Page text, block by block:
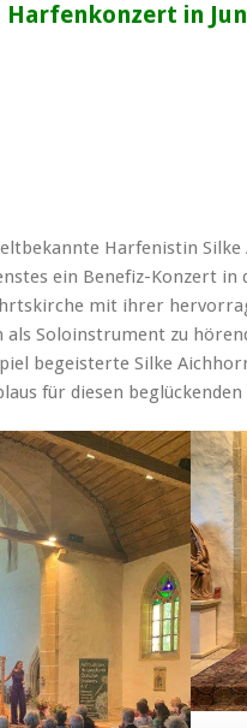
Harfenkonzert in
Harfenistin Silke
ein Benefiz-Konzert in
mit ihrer
als Soloinstrument zu
begeisterte Silke
für diesen beglückenden